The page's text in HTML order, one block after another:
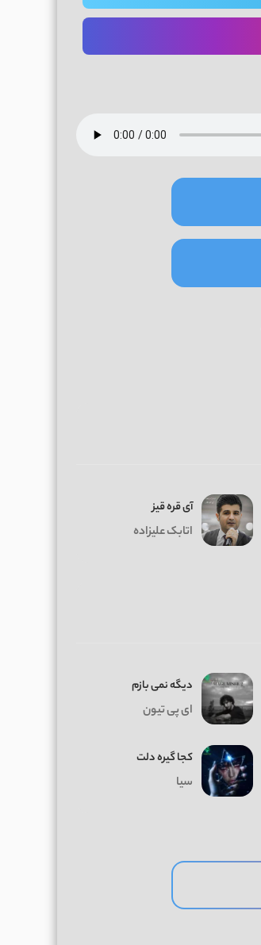
آی قره قیز
اتابک علیزاده
دیگه نمی بازم
ای پی تیون
کجا گیره دلت
سیا